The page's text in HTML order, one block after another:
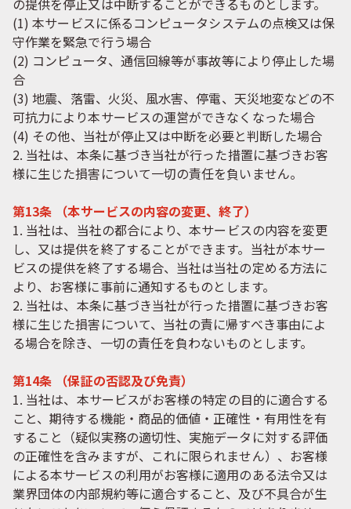
の提供を停止又は中断することができるものとします。
(1) 本サービスに係るコンピュータシステムの点検又は保
守作業を緊急で行う場合
(2) コンピュータ、通信回線等が事故等により停止した場
合
(3) 地震、落雷、火災、風水害、停電、天災地変などの不
可抗力により本サービスの運営ができなくなった場合
(4) その他、当社が停止又は中断を必要と判断した場合
2. 当社は、本条に基づき当社が行った措置に基づきお客
様に生じた損害について一切の責任を負いません。
第13条 （本サービスの内容の変更、終了）
1. 当社は、当社の都合により、本サービスの内容を変更
し、又は提供を終了することができます。当社が本サー
ビスの提供を終了する場合、当社は当社の定める方法に
より、お客様に事前に通知するものとします。
2. 当社は、本条に基づき当社が行った措置に基づきお客
様に生じた損害について、当社の責に帰すべき事由によ
る場合を除き、一切の責任を負わないものとします。
第14条 （保証の否認及び免責）
1. 当社は、本サービスがお客様の特定の目的に適合する
こと、期待する機能・商品的価値・正確性・有用性を有
すること（疑似実務の適切性、実施データに対する評価
の正確性を含みますが、これに限られません）、お客様
による本サービスの利用がお客様に適用のある法令又は
業界団体の内部規約等に適合すること、及び不具合が生